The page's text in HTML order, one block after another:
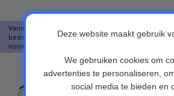
Vanwege vakantie worden er op moment geen
bestellingen vanaf 09-07-2026 word op 10-08-
voor het ongemak. Bedankt voor u begrip.